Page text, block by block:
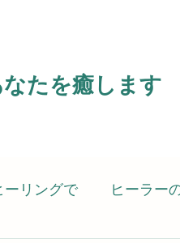
たを癒します
ーリングで ヒーラー